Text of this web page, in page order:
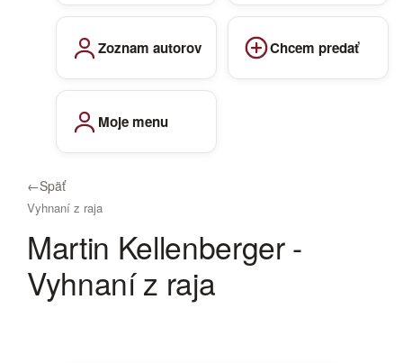
Zoznam autorov Chcem predať
Moje menu
←Späť
Vyhnaní z raja
Martin Kellenberger -
Vyhnaní z raja